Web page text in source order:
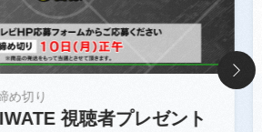
め切り
視聴者プレゼント